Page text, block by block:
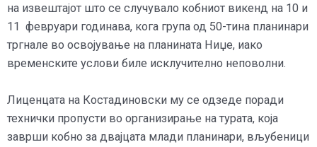
на извештајот што се случувало кобниот викенд на 10 и
11 февруари годинава, кога група од 50-тина планинари
тргнале во освојување на планината Ниџе, иако
временските услови биле исклучително неповолни.
Лиценцата на Костадиновски му се одзеде поради
технички пропусти во организирање на турата, која
заврши кобно за двајцата млади планинари, вљубеници